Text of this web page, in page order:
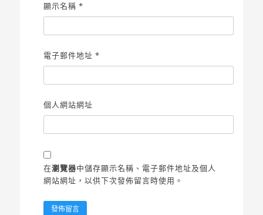
顯示名稱*
電子郵件地址*
個人網站網址
在瀏覽器中儲存顯示名稱、電子郵件地址及個人
網站網址，以供下次發佈留言時使用。